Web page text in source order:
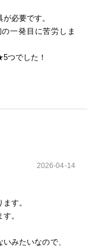
必要です。
一発目に苦労しま
つでした！
2026-04-14
す。
。
みたいなので、